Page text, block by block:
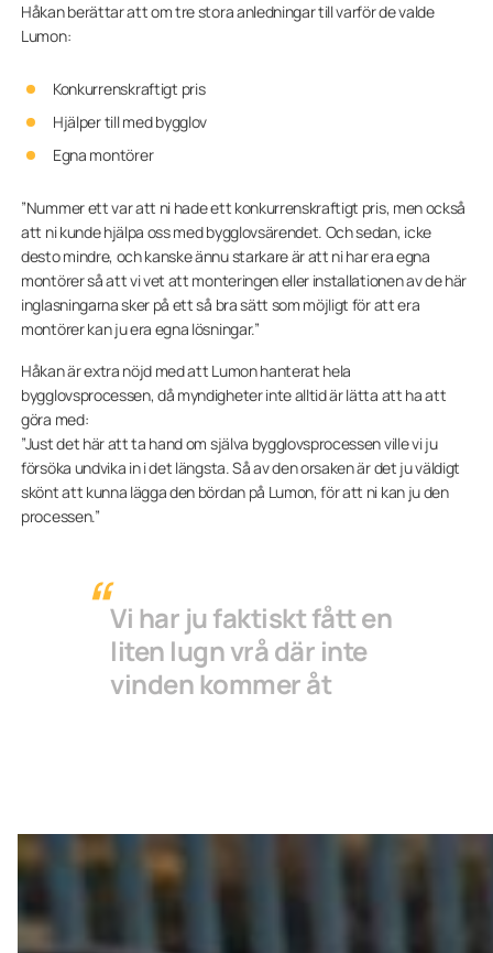
Håkan berättar att om tre stora anledningar till varför de valde
Lumon:
Konkurrenskraftigt pris
Hjälper till med bygglov
Egna montörer
”Nummer ett var att ni hade ett konkurrenskraftigt pris, men också
att ni kunde hjälpa oss med bygglovsärendet. Och sedan, icke
desto mindre, och kanske ännu starkare är att ni har era egna
montörer så att vi vet att monteringen eller installationen av de här
inglasningarna sker på ett så bra sätt som möjligt för att era
montörer kan ju era egna lösningar.”
Håkan är extra nöjd med att Lumon hanterat hela
bygglovsprocessen, då myndigheter inte alltid är lätta att ha att
göra med:
”Just det här att ta hand om själva bygglovsprocessen ville vi ju
försöka undvika in i det längsta. Så av den orsaken är det ju väldigt
skönt att kunna lägga den bördan på Lumon, för att ni kan ju den
processen.”
Vi har ju faktiskt fått en
liten lugn vrå där inte
vinden kommer åt